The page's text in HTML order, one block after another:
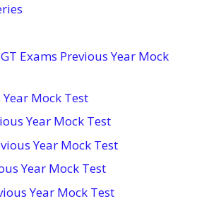
Exams Previous Year Mock
Year Mock Test
Year Mock Test
Year Mock Test
Year Mock Test
Year Mock Test